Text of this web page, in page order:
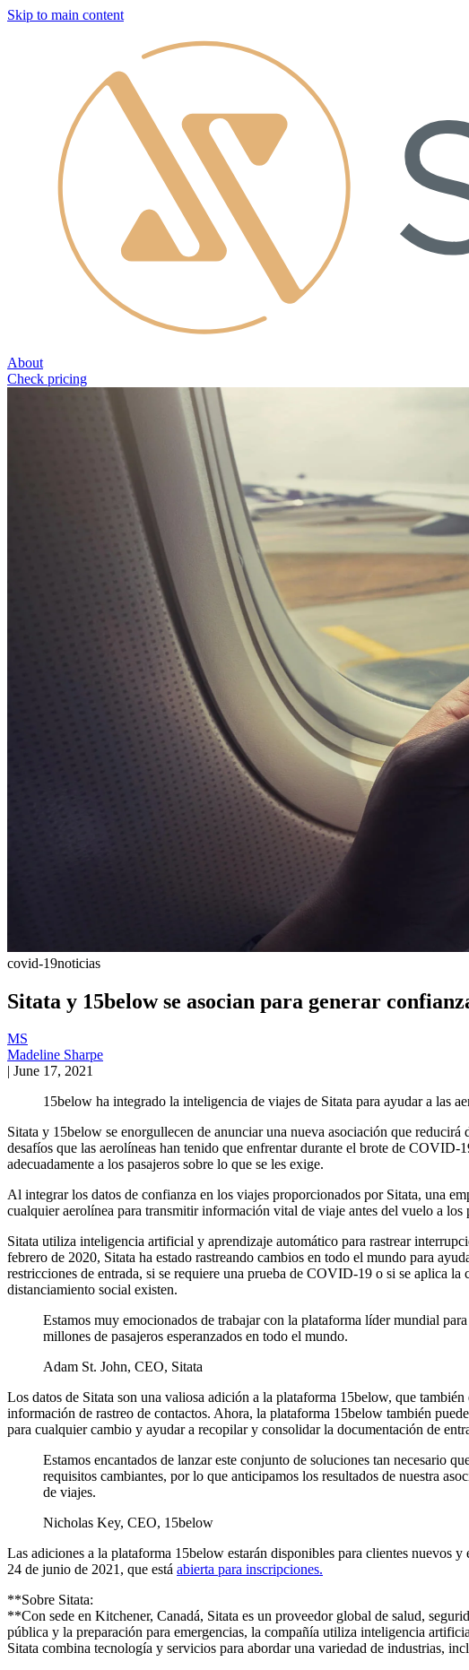
Skip to main content
About
Check pricing
covid-19noticias
Sitata y 15below se asocian para generar
MS
Madeline Sharpe
| June 17, 2021
15below ha integrado la inteligencia de viajes de Sitata para ayudar a las
Sitata y 15below se enorgullecen de anunciar una nueva asociación que
desafíos que las aerolíneas han tenido que enfrentar durante el brote de
adecuadamente a los pasajeros sobre lo que se les exige.
Al integrar los datos de confianza en los viajes proporcionados por Sitata, una
cualquier aerolínea para transmitir información vital de viaje antes del vuelo a
Sitata utiliza inteligencia artificial y aprendizaje automático para rastrear
febrero de 2020, Sitata ha estado rastreando cambios en todo el mundo para
restricciones de entrada, si se requiere una prueba de COVID-19 o si se aplica
distanciamiento social existen.
Estamos muy emocionados de trabajar con la plataforma líder mundial
millones de pasajeros esperanzados en todo el mundo.
Adam St. John, CEO, Sitata
Los datos de Sitata son una valiosa adición a la plataforma 15below, que
información de rastreo de contactos. Ahora, la plataforma 15below también
para cualquier cambio y ayudar a recopilar y consolidar la documentación de
Estamos encantados de lanzar este conjunto de soluciones tan necesario
requisitos cambiantes, por lo que anticipamos los resultados de nuestra
de viajes.
Nicholas Key, CEO, 15below
Las adiciones a la plataforma 15below estarán disponibles para clientes nuevos
24 de junio de 2021, que está abierta para inscripciones.
**Sobre Sitata:
**Con sede en Kitchener, Canadá, Sitata es un proveedor global de salud,
pública y la preparación para emergencias, la compañía utiliza inteligencia
Sitata combina tecnología y servicios para abordar una variedad de industrias,